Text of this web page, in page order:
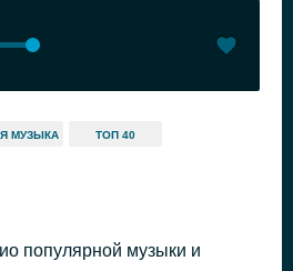
МУЗЫКА ТОП 40
популярной музыки и